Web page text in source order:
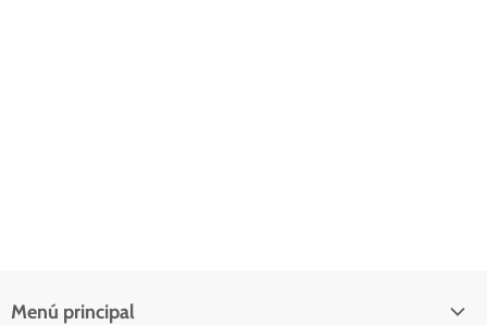
Menú principal